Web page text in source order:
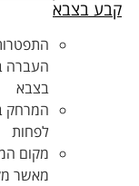
בצבא
התפטרות
העברה
בצבא
לפחות
מקום
מאשר